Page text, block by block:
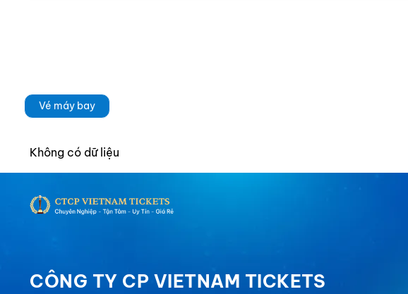
Vé máy bay
Không có dữ liệu
CÔNG TY CP VIETNAM TICKETS